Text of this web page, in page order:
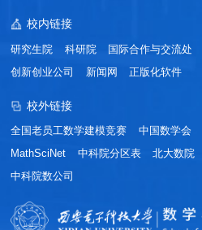
校内链接
研究生院 科研院 国际合作与交流处
创新创业公司
新闻网 正版化软件
校外链接
全国老员工数学建模竞赛 中国数学会
MathSciNet
中科院分区表 北大数院
中科院数公司